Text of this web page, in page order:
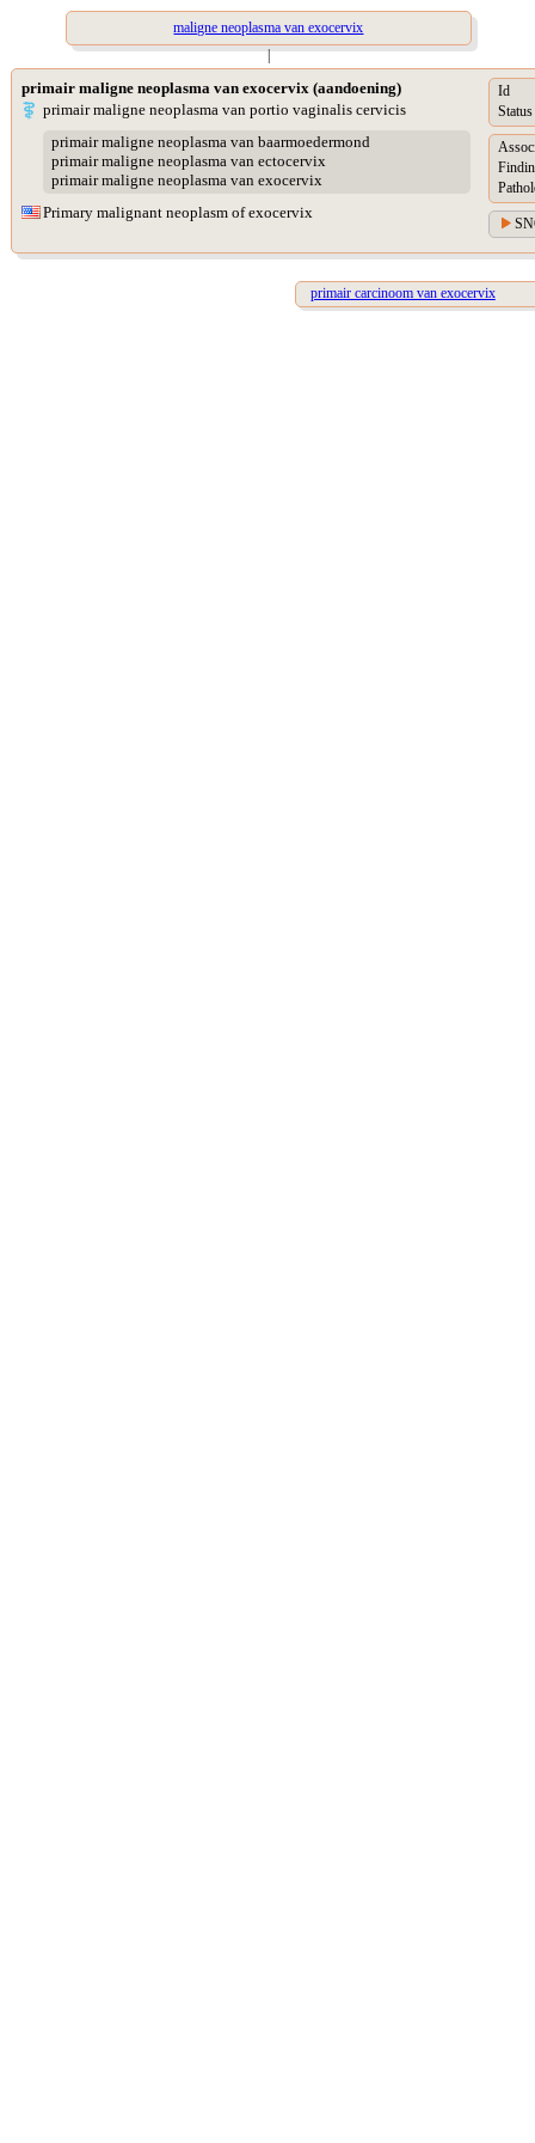
maligne neoplasma van exocervix
|
primair maligne neoplasma van exocervix (aandoening)
primair maligne neoplasma van portio vaginalis cervicis
primair maligne neoplasma van baarmoedermond
primair maligne neoplasma van ectocervix
primair maligne neoplasma van exocervix
Primary malignant neoplasm of exocervix
Id
Status
primair carcinoom van exocervix